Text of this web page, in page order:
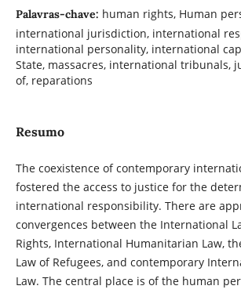
Palavras-chave: human rights, Human
international jurisdiction, international
international personality, international
State, massacres, international tribunals,
of, reparations
Resumo
The coexistence of contemporary
fostered the access to justice for the
international responsibility. There are
convergences between the International
Rights, International Humanitarian Law,
Law of Refugees, and contemporary
Law. The central place is of the human